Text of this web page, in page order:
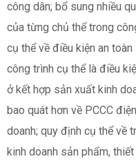
công dân; bổ sung nhiều
của từng chủ thể trong
cụ thể về điều kiện an
công trình cụ thể là điều
ở kết hợp sản xuất kinh
bao quát hơn về PCCC
doanh; quy định cụ thể về
kinh doanh sản phẩm,